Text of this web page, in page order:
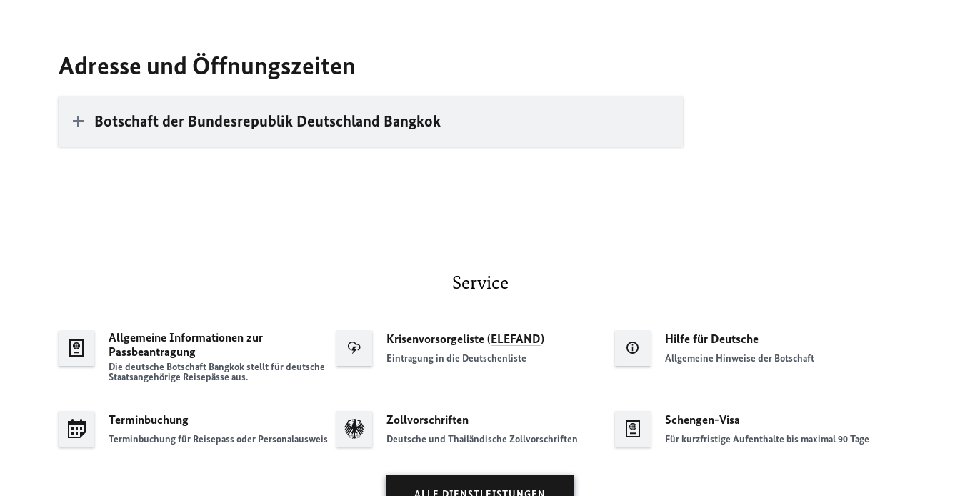
Adresse und Öffnungszeiten
Botschaft der Bundesrepublik Deutschland Bangkok
Service
Allgemeine Informationen zur
Passbeantragung
Die deutsche Botschaft Bangkok stellt für deutsche
Staatsangehörige Reisepässe aus.
Krisenvorsorgeliste (ELEFAND)
Eintragung in die Deutschenliste
Hilfe für Deutsche
Allgemeine Hinweise der Botschaft
Terminbuchung
Terminbuchung für Reisepass oder Personalausweis
Zollvorschriften
Deutsche und Thailändische Zollvorschriften
Schengen-Visa
Für kurzfristige Aufenthalte bis maximal 90 Tage